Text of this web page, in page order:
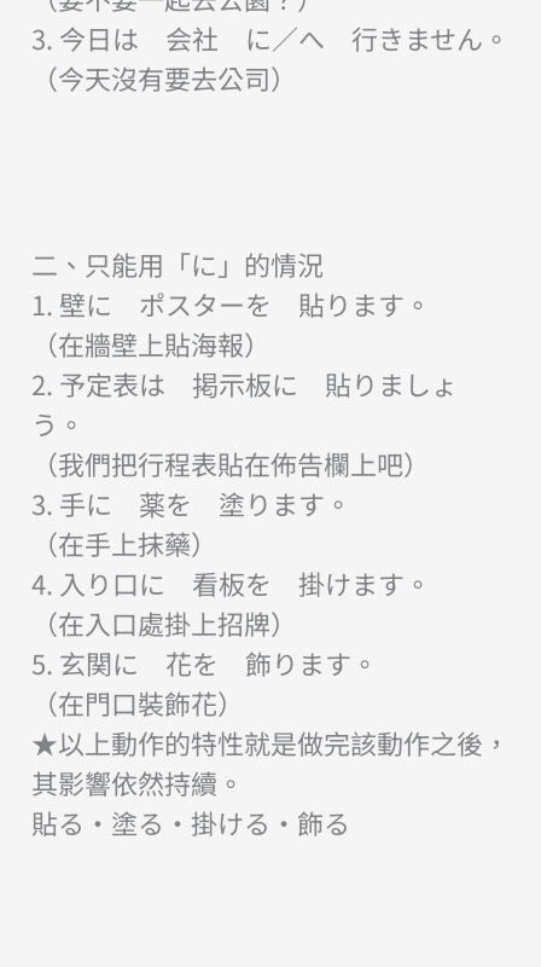
3. 今日は 会社 に／へ 行きません。
（今天沒有要去公司）
二、只能用「に」的情況
1. 壁に ポスターを 貼ります。
（在牆壁上貼海報）
2. 予定表は 掲示板に 貼りましょ
う。
（我們把行程表貼在佈告欄上吧）
3. 手に 薬を 塗ります。
（在手上抹藥）
4. 入り口に 看板を 掛けます。
（在入口處掛上招牌）
5. 玄関に 花を 飾ります。
（在門口裝飾花）
★以上動作的特性就是做完該動作之後，
其影響依然持續。
貼る・塗る・掛ける・飾る